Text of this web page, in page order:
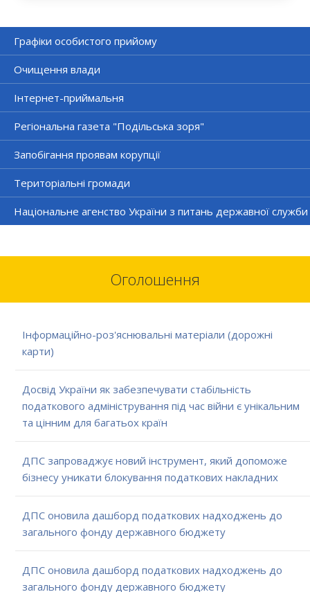
Графіки особистого прийому
Очищення влади
Інтернет-приймальня
Регіональна газета "Подільська зоря"
Запобігання проявам корупції
Територіальні громади
Національне агенство України з питань державної служби
Оголошення
Інформаційно-роз'яснювальні матеріали (дорожні
карти)
Досвід України як забезпечувати стабільність
податкового адміністрування під час війни є унікальним
та цінним для багатьох країн
ДПС запроваджує новий інструмент, який допоможе
бізнесу уникати блокування податкових накладних
ДПС оновила дашборд податкових надходжень до
загального фонду державного бюджету
ДПС оновила дашборд податкових надходжень до
загального фонду державного бюджету